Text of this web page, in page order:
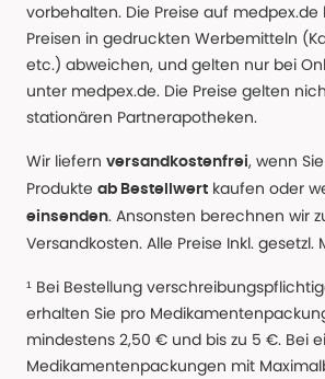
vorbehalten. Die Preise auf
Preisen in gedruckten Werbemitteln
etc.) abweichen, und gelten nur bei
unter medpex.de. Die Preise gelten
stationären Partnerapotheken.
Wir liefern versandkostenfrei, wenn
Produkte ab Bestellwert kaufen oder
einsenden. Ansonsten berechnen wir
Versandkosten. Alle Preise Inkl. gesetzl.
¹ Bei Bestellung
erhalten Sie pro
mindestens 2,50 € und bis zu 5 €. Bei
Medikamentenpackungen mit